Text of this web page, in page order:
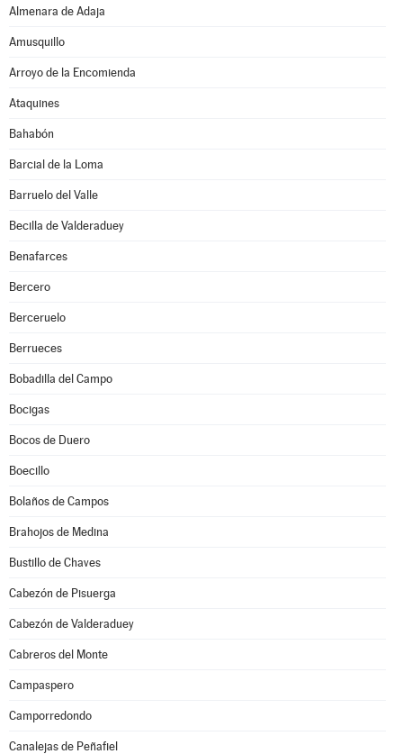
Almenara de Adaja
Amusquillo
Arroyo de la Encomienda
Ataquines
Bahabón
Barcial de la Loma
Barruelo del Valle
Becilla de Valderaduey
Benafarces
Bercero
Berceruelo
Berrueces
Bobadilla del Campo
Bocigas
Bocos de Duero
Boecillo
Bolaños de Campos
Brahojos de Medina
Bustillo de Chaves
Cabezón de Pisuerga
Cabezón de Valderaduey
Cabreros del Monte
Campaspero
Camporredondo
Canalejas de Peñafiel